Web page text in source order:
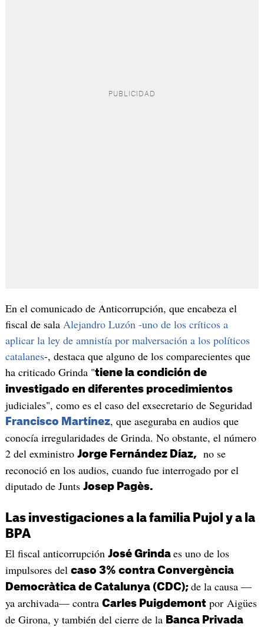
En el comunicado de Anticorrupción, que encabeza el
fiscal de sala Alejandro Luzón -uno de los críticos a
aplicar la ley de amnistía por malversación a los políticos
catalanes-, destaca que alguno de los comparecientes que
ha criticado Grinda "tiene la condición de
investigado en diferentes procedimientos
judiciales", como es el caso del exsecretario de Seguridad
Francisco Martínez, que aseguraba en audios que
conocía irregularidades de Grinda. No obstante, el número
2 del exministro Jorge Fernández Díaz,
no se
reconoció en los audios, cuando fue interrogado por el
diputado de Junts Josep Pagès.
Las investigaciones a la familia Pujol y a la
BPA
El fiscal anticorrupción José Grinda es uno de los
impulsores del caso 3% contra Convergència
Democràtica de Catalunya (CDC); de la causa —
ya archivada— contra Carles Puigdemontpor Aigües
de Girona, y también del cierre de la Banca Privada